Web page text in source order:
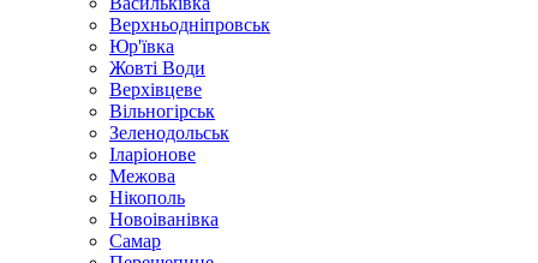
Верхньодніпровськ
Юр'ївка
Жовті Води
Верхівцеве
Вільногірськ
Зеленодольськ
Іларіонове
Межова
Нікополь
Новоіванівка
Самар